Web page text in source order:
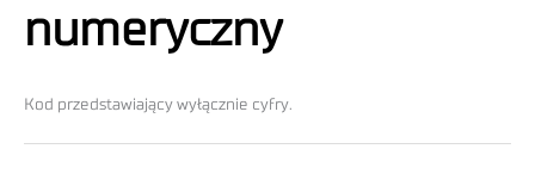
numeryczny
Kod przedstawiający wyłącznie cyfry.